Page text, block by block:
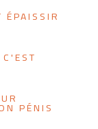
ÉPAISSIR
PÉNIS